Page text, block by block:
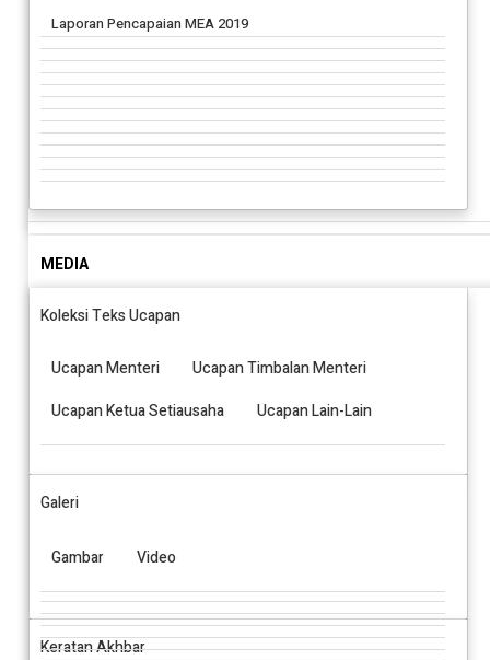
Laporan Pencapaian MEA 2019
MEDIA
Koleksi Teks Ucapan
Ucapan Menteri
Ucapan Timbalan Menteri
Ucapan Ketua Setiausaha
Ucapan Lain-Lain
Galeri
Gambar Video
Keratan Akhbar